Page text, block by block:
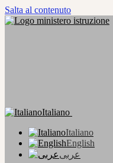
Salta al contenuto
Italiano
Italiano
English
عربى